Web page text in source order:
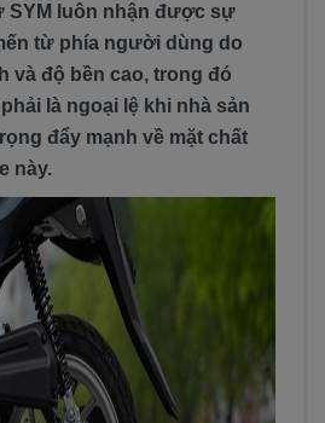
SYM luôn nhận được sự
từ phía người dùng do
và độ bền cao, trong đó
là ngoại lệ khi nhà sản
đẩy mạnh về mặt chất
này.